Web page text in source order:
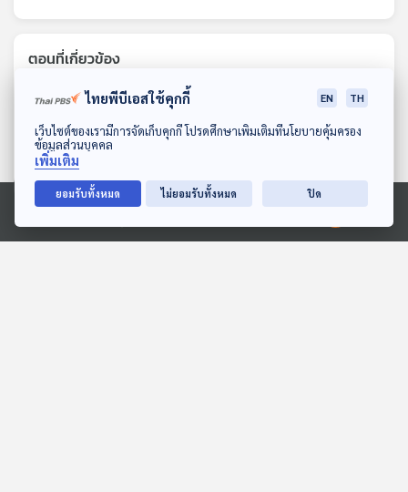
ดาวน์โหลด Thai PBS Podcast Application
Ⓒ 2020 องค์การกระจายเสียงและแพร่ภาพสาธารณะแห่งประเทศไทย
ตอนที่เกี่ยวข้อง
ไทยพีบีเอสใช้คุกกี้ EN TH
เว็บไซต์ของเรามีการจัดเก็บคุกกี้ โปรดศึกษาเพิ่มเติมที่นโยบายคุ้มครอง
ข้อมูลส่วนบุคคล
เพิ่มเติม
ยอมรับทั้งหมด ไม่ยอมรับทั้งหมด ปิด